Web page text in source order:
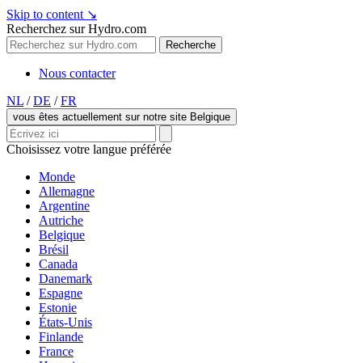
Skip to content ↘
Recherchez sur Hydro.com
Recherche
Nous contacter
NL / DE / FR
vous êtes actuellement sur notre site Belgique
Choisissez votre langue préférée
Monde
Allemagne
Argentine
Autriche
Belgique
Brésil
Canada
Danemark
Espagne
Estonie
États-Unis
Finlande
France